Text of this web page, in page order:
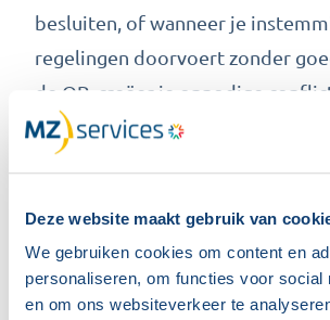
Deze website maakt gebruik van
We gebruiken cookies om content en
personaliseren, om functies voor social
en om ons websiteverkeer te
besluiten, of wanneer je
regelingen doorvoert zonder
de OR, creëer je onnodige
kan dan rechtmatig naar de
stappen om naleving af te
een veelgemaakte fout. De OR
alle informatie die nodig is voor
van haar taak. Wanneer je